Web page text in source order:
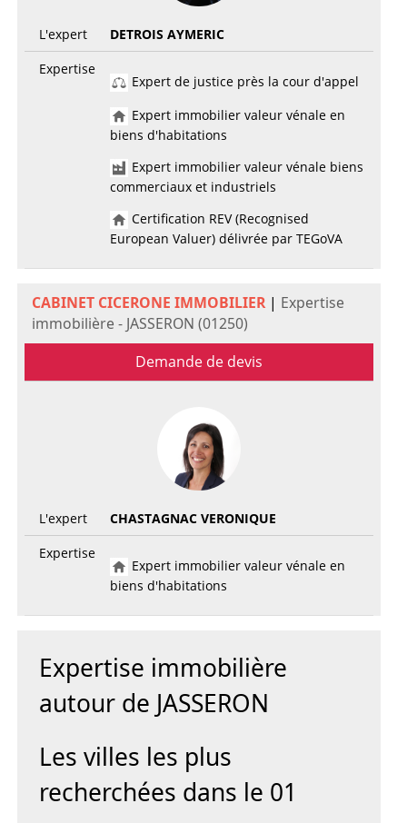
L'expert
DETROIS AYMERIC
Expertise
Expert de justice près la cour d'appel
Expert immobilier valeur vénale en
biens d'habitations
Expert immobilier valeur vénale biens
commerciaux et industriels
Certification REV (Recognised
European Valuer) délivrée par TEGoVA
CABINET CICERONE IMMOBILIER| Expertise
immobilière - JASSERON (01250)
Demande de devis
L'expert
CHASTAGNAC VERONIQUE
Expertise
Expert immobilier valeur vénale en
biens d'habitations
Expertise immobilière
autour de JASSERON
Les villes les plus
recherchées dans le 01